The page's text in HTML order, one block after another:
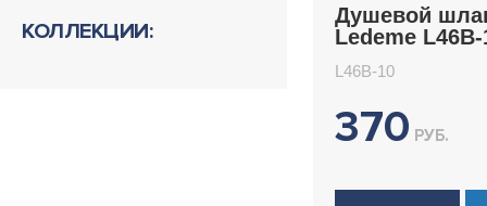
КОЛЛЕКЦИИ:
Душевой
Ledeme L46B-
L46B-10
370 РУБ.